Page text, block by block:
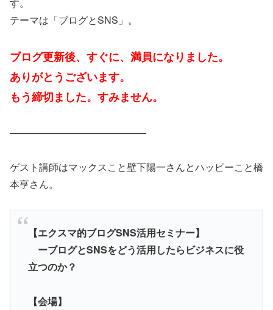
す。
テーマは「ブログとSNS」。
ブログ更新後、すぐに、満員になりました。
ありがとうございます。
もう締切ました。すみません。
——————————————
ゲスト講師はマックスこと壁下陽一さんとハッピーこと橋
本亨さん。
【エクスマ的ブログSNS活用セミナー】
ーブログとSNSをどう活用したらビジネスに役
立つのか？
【会場】